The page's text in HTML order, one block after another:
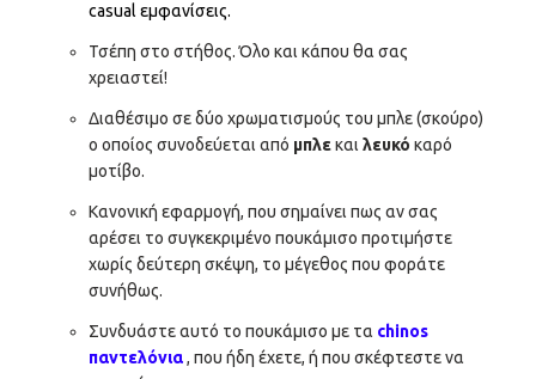
casual εμφανίσεις.
Τσέπη στο στήθος. Όλο και κάπου θα σας
χρειαστεί!
Διαθέσιμο σε δύο χρωματισμούς του μπλε (σκούρο)
ο οποίος συνοδεύεται από μπλεκαι λευκό καρό
μοτίβο.
Κανονική εφαρμογή, που σημαίνει πως αν σας
αρέσει το συγκεκριμένο πουκάμισο προτιμήστε
χωρίς δεύτερη σκέψη, το μέγεθος που φοράτε
συνήθως.
Συνδυάστε αυτό το πουκάμισο με τα chinos
παντελόνια, που ήδη έχετε, ή που σκέφτεστε να